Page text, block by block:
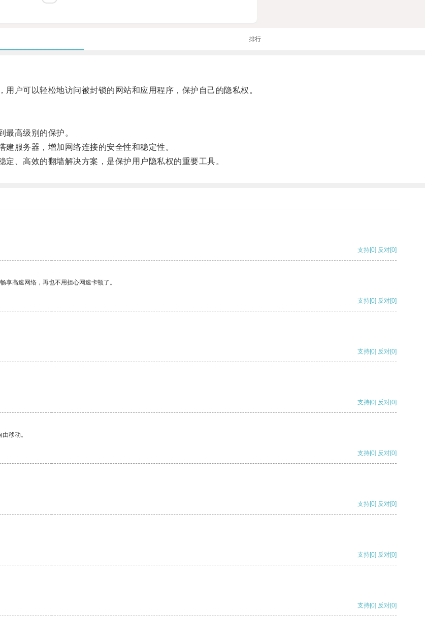
排行
可以轻松地访问被封锁的网站和应用程序，保护自己的隐私权。
高级别的保护。
服务器，增加网络连接的安全性和稳定性。
高效的翻墙解决方案，是保护用户隐私权的重要工具。
支持[0] 反对[0]
高速网络，再也不用担心网速卡顿了。
支持[0] 反对[0]
支持[0] 反对[0]
支持[0] 反对[0]
移动。
支持[0] 反对[0]
支持[0] 反对[0]
支持[0] 反对[0]
支持[0] 反对[0]